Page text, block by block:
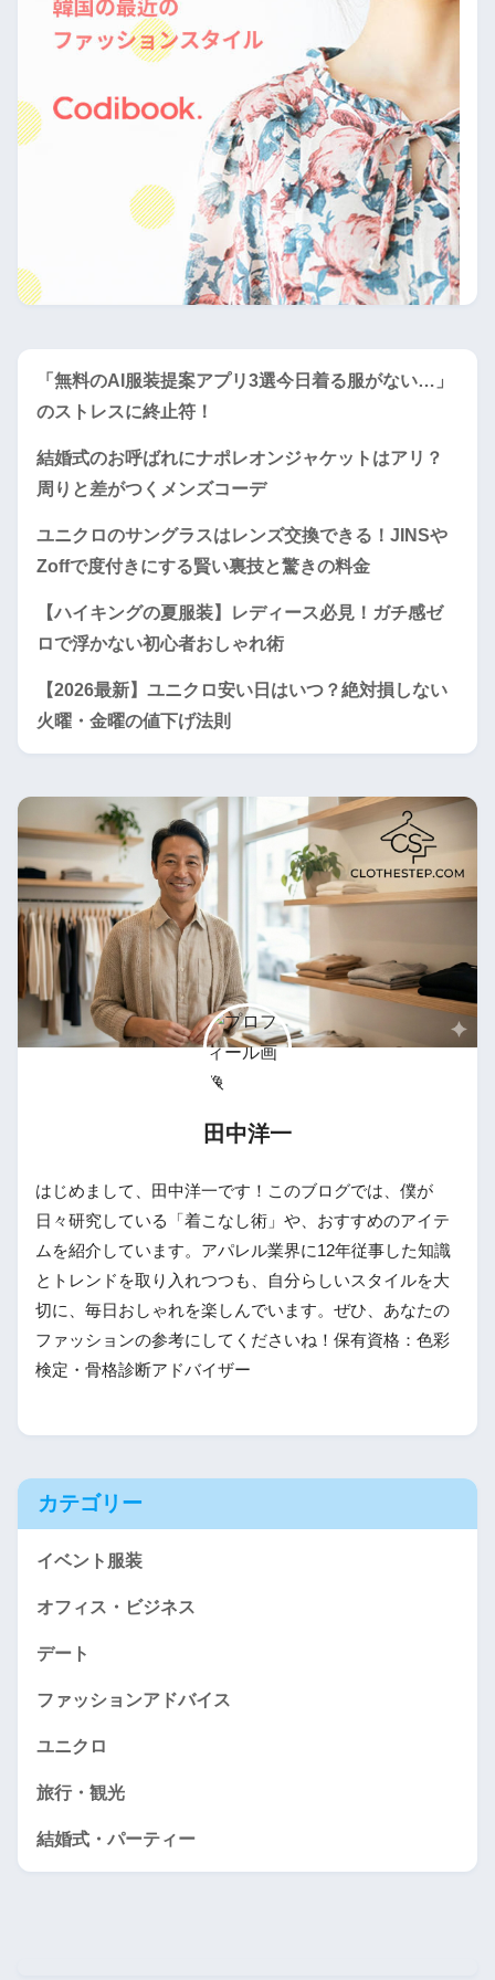
「無料のAI服装提案アプリ3選今日着る服がない…」
のストレスに終止符！
結婚式のお呼ばれにナポレオンジャケットはアリ？
周りと差がつくメンズコーデ
ユニクロのサングラスはレンズ交換できる！JINSや
Zoffで度付きにする賢い裏技と驚きの料金
【ハイキングの夏服装】レディース必見！ガチ感ゼ
ロで浮かない初心者おしゃれ術
【2026最新】ユニクロ安い日はいつ？絶対損しない
火曜・金曜の値下げ法則
田中洋一
はじめまして、田中洋一です！このブログでは、僕が
日々研究している「着こなし術」や、おすすめのアイテ
ムを紹介しています。アパレル業界に12年従事した知識
とトレンドを取り入れつつも、自分らしいスタイルを大
切に、毎日おしゃれを楽しんでいます。ぜひ、あなたの
ファッションの参考にしてくださいね！保有資格：色彩
検定・骨格診断アドバイザー
カテゴリー
イベント服装
オフィス・ビジネス
デート
ファッションアドバイス
ユニクロ
旅行・観光
結婚式・パーティー